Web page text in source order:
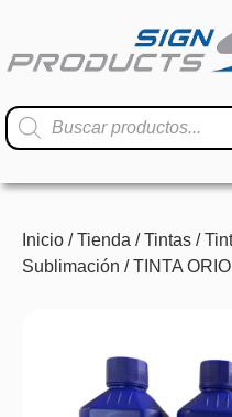
Inicio /Tienda /Tintas /
Sublimación / TINTA